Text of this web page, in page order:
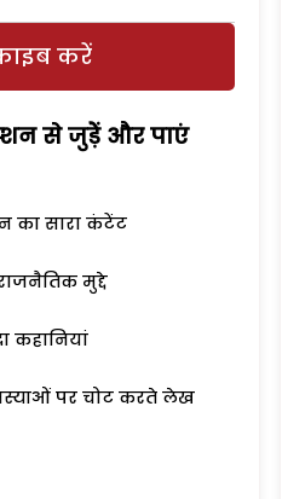
करें
से जुड़ेें और पाएं
का सारा कंटेंट
मुद्दे
कहानियां
पर चोट करते लेख